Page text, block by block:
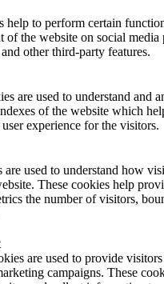
help to perform certain
of the website on social media
other third-party features.
are used to understand and
of the website which
experience for the visitors.
used to understand how
These cookies help
the number of visitors,
are used to provide
campaigns. These